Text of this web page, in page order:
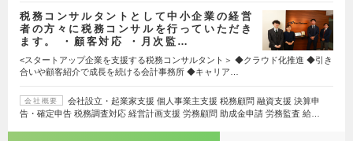
税務コンサルタントとして中小企業の経営
者の方々に税務コンサルを行っていただき
ます。 ・顧客対応 ・月次監…
<スタートアップ企業を支援する税務コンサルタント＞ ◆クラウド化推進 ◆引き
合いや顧客紹介で成長を続ける会計事務所 ◆キャリア…
会社概要
会社設立・起業家支援 個人事業主支援 税務顧問 融資支援 決算申
告・確定申告 税務調査対応 経営計画支援 労務顧問 助成金申請 労務監査 給…